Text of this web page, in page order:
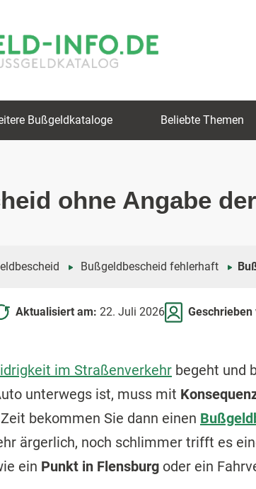
Bußgeldkataloge Beliebte Themen
ohne Angabe
Bußgeldbescheid fehlerhaft
Aktualisiert am: 22. Juli 2026 Geschrieben
im Straßenverkehr begeht und
unterwegs ist, muss mit
bekommen Sie dann einen
ärgerlich, noch schlimmer trifft es
ein Punkt in Flensburg oder ein